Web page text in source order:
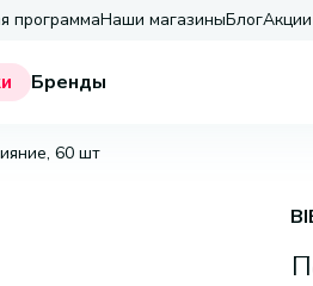
программаНаши магазиныБлогАкции
Бренды
60 шт